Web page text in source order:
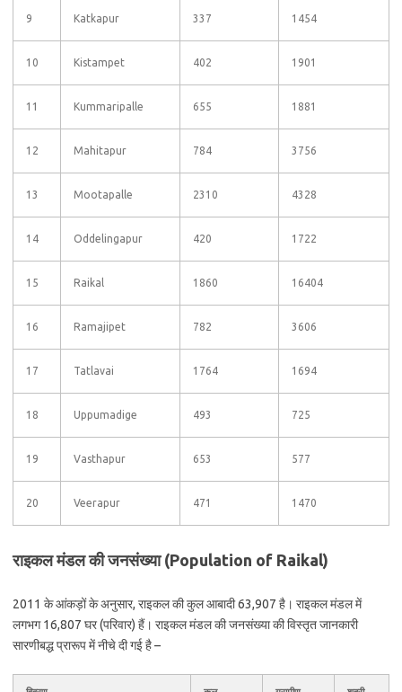
9 Katkapur 337 1454
10 Kistampet 402 1901
11 Kummaripalle 655 1881
12 Mahitapur 784 3756
13 Mootapalle 2310 4328
14 Oddelingapur 420 1722
15 Raikal 1860 16404
16 Ramajipet 782 3606
17 Tatlavai 1764 1694
18 Uppumadige 493 725
19 Vasthapur 653 577
20 Veerapur 471 1470
राइकल मंडल की जनसंख्या (Population of Raikal)
2011 के आंकड़ों के अनुसार, राइकल की कुल आबादी 63,907 है। राइकल मंडल में
लगभग 16,807 घर (परिवार) हैं। राइकल मंडल की जनसंख्या की विस्तृत जानकारी
सारणीबद्ध प्रारूप में नीचे दी गई है –